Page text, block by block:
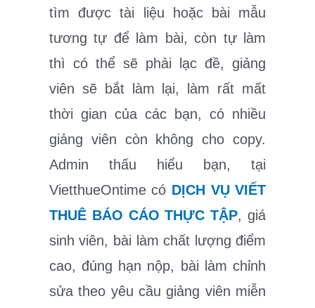
tìm được tài liệu hoặc bài mẫu
tương tự để làm bài, còn tự làm
thì có thể sẽ phải lạc đề, giảng
viên sẽ bắt làm lại, làm rất mất
thời gian của các bạn, có nhiều
giảng viên còn không cho copy.
Admin thấu hiểu bạn, tại
VietthueOntime có DỊCH VỤ VIẾT
THUÊ BÁO CÁO THỰC TẬP, giá
sinh viên, bài làm chất lượng điểm
cao, đúng hạn nộp, bài làm chỉnh
sửa theo yêu cầu giảng viên miễn